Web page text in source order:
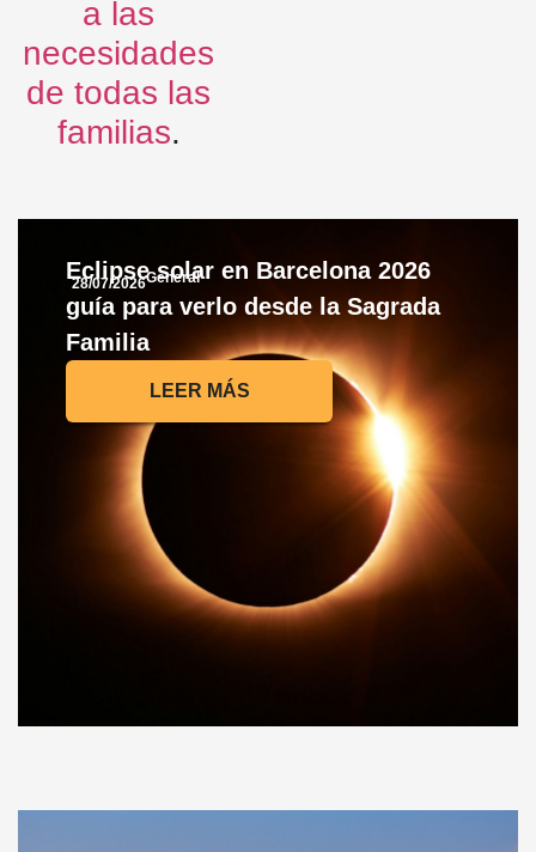
a las
necesidades
de todas las
familias.
28/07/2026General
Eclipse solar en Barcelona 2026
guía para verlo desde la Sagrada
Familia
LEER MÁS